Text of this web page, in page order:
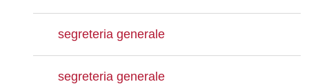
segreteria generale
segreteria generale